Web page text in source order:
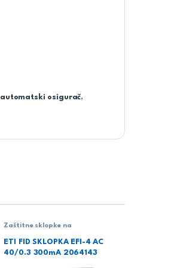
automatski osigurač,
Zaštitne sklopke na
ETI FID SKLOPKA EFI-4 AC
40/0.3 300mA 2064143